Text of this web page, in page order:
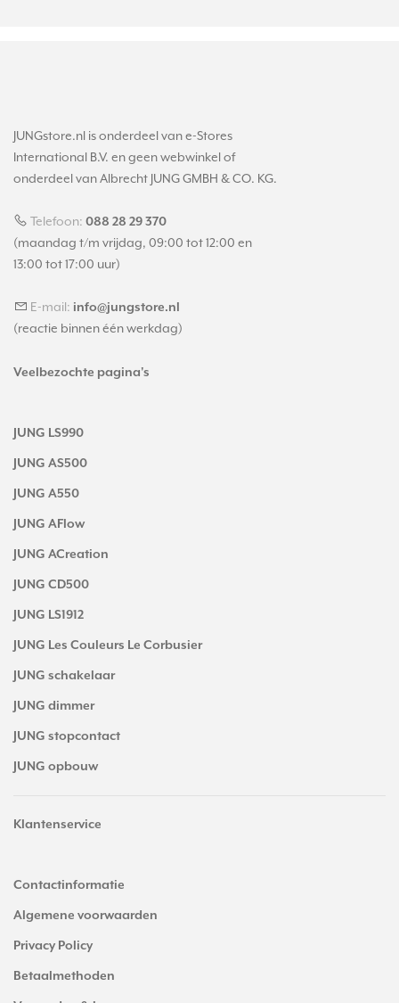
JUNGstore.nl is onderdeel van e-Stores
International B.V. en geen webwinkel of
onderdeel van Albrecht JUNG GMBH & CO. KG.
Telefoon: 088 28 29 370
(maandag t/m vrijdag, 09:00 tot 12:00 en
13:00 tot 17:00 uur)
E-mail: info@jungstore.nl
(reactie binnen één werkdag)
Veelbezochte pagina's
JUNG LS990
JUNG AS500
JUNG A550
JUNG AFlow
JUNG ACreation
JUNG CD500
JUNG LS1912
JUNG Les Couleurs Le Corbusier
JUNG schakelaar
JUNG dimmer
JUNG stopcontact
JUNG opbouw
Klantenservice
Contactinformatie
Algemene voorwaarden
Privacy Policy
Betaalmethoden